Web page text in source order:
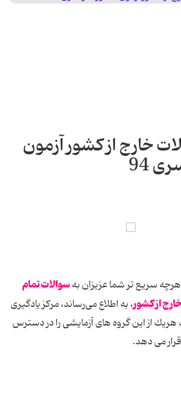
خارج از کشور آزمون
94
سریع تر شما عزیزان بهسوالات تمام
از کشور، به اطلاع می‌رساند، مرکز یادگیری
از این گروه های آزمایشی را در دسترس
می دهد.